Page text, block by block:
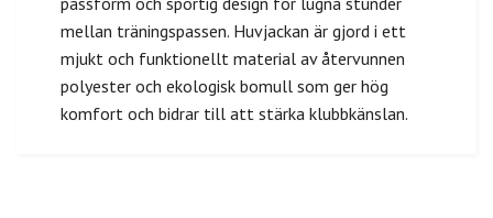
mellan träningspassen. Huvjackan är gjord i ett
mjukt och funktionellt material av återvunnen
polyester och ekologisk bomull som ger hög
komfort och bidrar till att stärka klubbkänslan.